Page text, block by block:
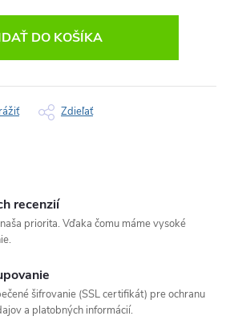
DO KOŠÍKA
Zdieľať
recenzií
priorita. Vďaka čomu máme vysoké
šifrovanie (SSL certifikát) pre ochranu
a platobných informácií.